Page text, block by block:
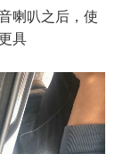
喇叭之后，使
具